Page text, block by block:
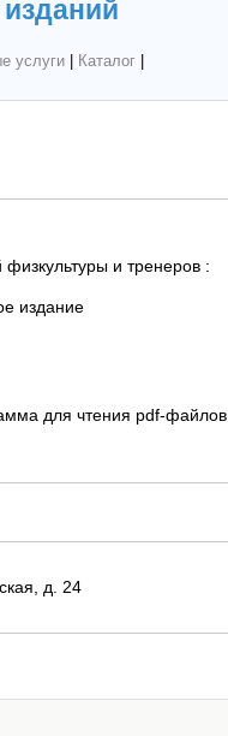
услуги| Каталог|
и тренеров :
издание
для чтения pdf-файлов
д. 24